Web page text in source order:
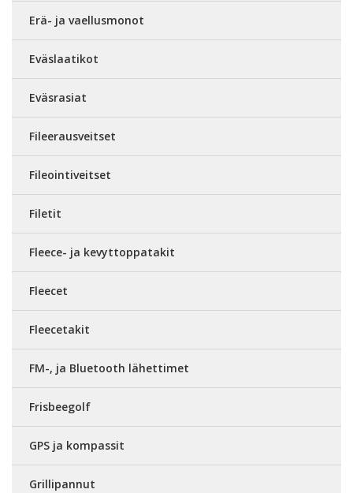
Erä- ja vaellusmonot
Eväslaatikot
Eväsrasiat
Fileerausveitset
Fileointiveitset
Filetit
Fleece- ja kevyttoppatakit
Fleecet
Fleecetakit
FM-, ja Bluetooth lähettimet
Frisbeegolf
GPS ja kompassit
Grillipannut